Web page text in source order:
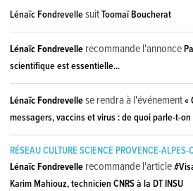
Lénaïc FondrevellesuitToomaï Boucherat
Lénaïc Fondrevelle recommande l'annonce
scientifique est essentielle...
Lénaïc Fondrevellese rendra à l'événement«
messagers, vaccins et virus : de quoi parle-t-on
RÉSEAU CULTURE SCIENCE PROVENCE-ALPES-
Lénaïc Fondrevelle recommande l'article
Karim Mahiouz, technicien CNRS à la DT INSU